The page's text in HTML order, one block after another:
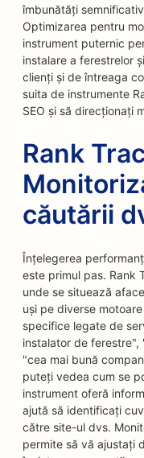
îmbunătăți
Optimizarea pentru
instrument puternic
instalare a ferestrelor
clienți și de întreaga
suita de instrumente
SEO și să direcționați
Rank
căutării
Înțelegerea
este primul pas. Rank
unde se situează
uși pe diverse
specifice legate de
instalator de ferestre",
"cea mai bună
puteți vedea cum se
instrument oferă
ajută să identificați
către site-ul dvs.
permite să vă ajustați